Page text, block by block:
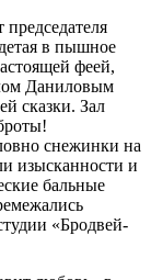
в пышное
феей,
Даниловым
сказки. Зал
снежинки на
изысканности и
бальные
«Бродвей-